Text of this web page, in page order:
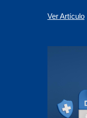
Ver Artículo